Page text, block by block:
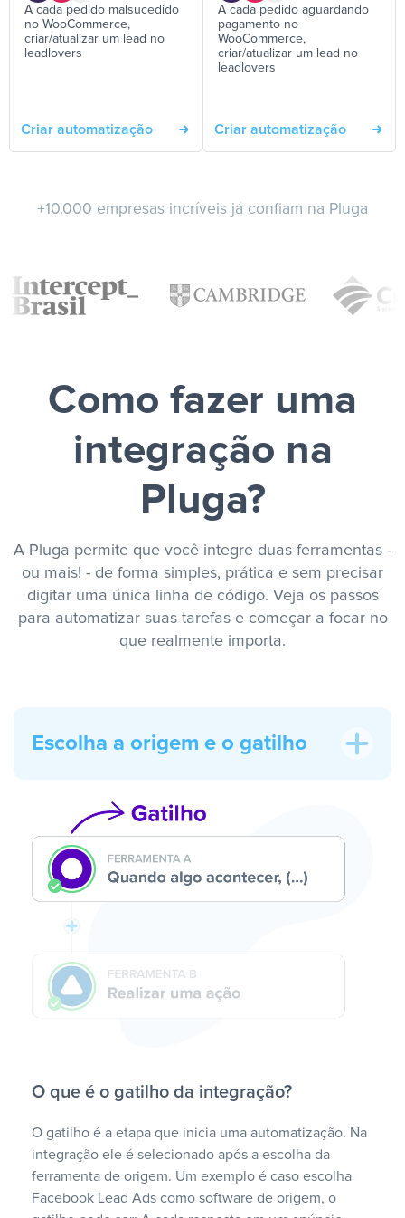
A cada pedido malsucedido
no WooCommerce,
criar/atualizar um lead no
leadlovers
Criar automatização
A cada pedido aguardando
pagamento no
WooCommerce,
criar/atualizar um lead no
leadlovers
Criar automatização
+10.000 empresas incríveis já confiam na Pluga
Como fazer uma
integração na
Pluga?
A Pluga permite que você integre duas ferramentas -
ou mais! - de forma simples, prática e sem precisar
digitar uma única linha de código. Veja os passos
para automatizar suas tarefas e começar a focar no
que realmente importa.
Escolha a origem e o gatilho
O que é o gatilho da integração?
O gatilho é a etapa que inicia uma automatização. Na
integração ele é selecionado após a escolha da
ferramenta de origem. Um exemplo é caso escolha
Facebook Lead Ads como software de origem, o